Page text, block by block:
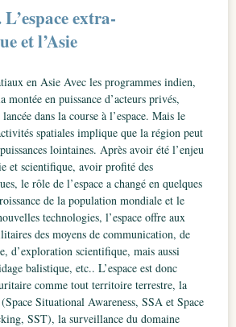
extra-
et l’Asie
en Asie Avec les programmes indien,
montée en puissance d’acteurs privés,
lancée dans la course à l’espace. Mais le
spatiales implique que la région peut
lointaines. Après avoir été l’enjeu
et scientifique, avoir profité des
le rôle de l’espace a changé en quelques
de la population mondiale et le
technologies, l’espace offre aux
des moyens de communication, de
d’exploration scientifique, mais aussi
balistique, etc.. L’espace est donc
comme tout territoire terrestre, la
Situational Awareness, SSA et Space
SST), la surveillance du domaine